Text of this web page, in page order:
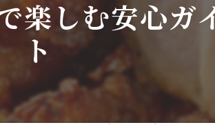
ディ
ドリ
楽しむ安心ガ
ト